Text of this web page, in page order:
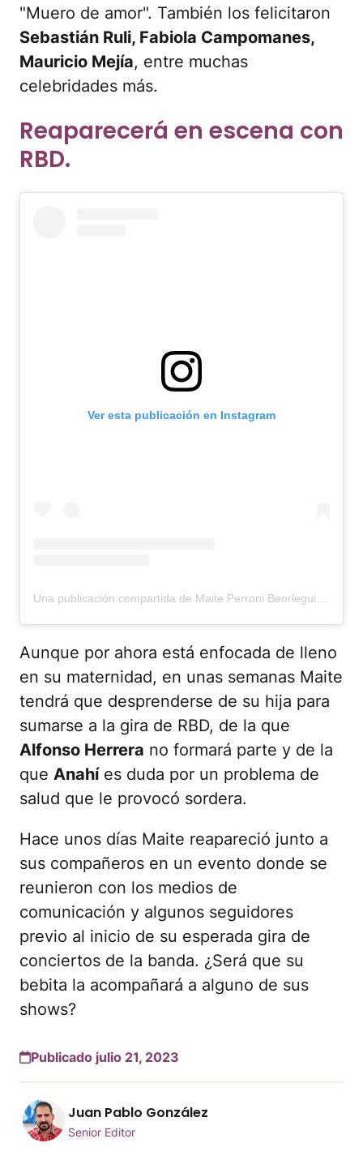
"Muero de amor". También los felicitaron
Sebastián Ruli, Fabiola Campomanes,
Mauricio Mejía, entre muchas
celebridades más.
Reaparecerá en escena con
RBD.
Ver esta publicación en Instagram
Aunque por ahora está enfocada de lleno
en su maternidad, en unas semanas Maite
tendrá que desprenderse de su hija para
sumarse a la gira de RBD, de la que
Alfonso Herrera no formará parte y de la
que Anahíes duda por un problema de
salud que le provocó sordera.
Hace unos días Maite reapareció junto a
sus compañeros en un evento donde se
reunieron con los medios de
comunicación y algunos seguidores
previo al inicio de su esperada gira de
conciertos de la banda. ¿Será que su
bebita la acompañará a alguno de sus
shows?
Publicado julio 21, 2023
Juan Pablo González
Senior Editor